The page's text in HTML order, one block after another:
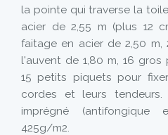
la pointe qui traverse la
acier de 2,55 m (plus 12
faitage en acier de 2,50
l'auvent de 1,80 m, 16
15 petits piquets pour
cordes et leurs
imprégné (antifongique
425g/m2.